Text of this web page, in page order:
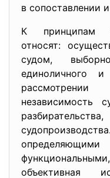
в сопоставлении
К принципам
относят:
судом,
единоличного
независимость
объективная